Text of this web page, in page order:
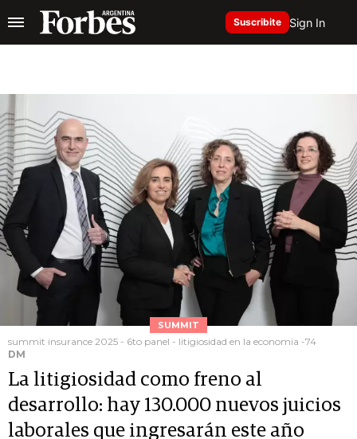
Suscribite Sign In
SUMMIT
summit insurance 2025 - 6to panel - litigiosidad en la economia -74
DM
La litigiosidad como freno al
desarrollo: hay 130.000 nuevos juicios
laborales que ingresarán este año